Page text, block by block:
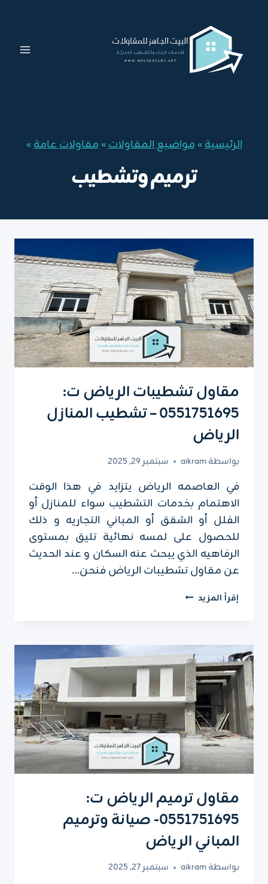
المحتوى
الرئيسية»مواضيع المقاولات»مقاولات عامة»
ترميم وتشطيب
مقاول تشطيبات الرياض ت:
0551751695 – تشطيب المنازل
الرياض
بواسطةaikram سبتمبر 29, 2025
في العاصمه الرياض يتزايد في هذا الوقت
الاهتمام بخدمات التشطيب سواء للمنازل أو
الفلل أو الشقق أو المباني التجاريه و ذلك
للحصول على لمسه نهائية تليق بمستوى
الرفاهيه الذي يبحث عنه السكان و عند الحديث
عن مقاول تشطيبات الرياض فنحن…
إقرأ المزيد مقاول
0551751695
–
تشطيب
المنازل
الرياض
مقاول ترميم الرياض ت:
0551751695- صيانة وترميم
المباني الرياض
بواسطةaikram سبتمبر 27, 2025